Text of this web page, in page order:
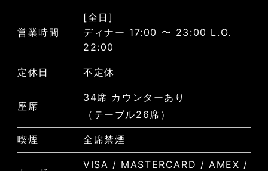
営業時間
[全日]
ディナー 17:00 〜 23:00 L.O.
22:00
定休日 不定休
座席
34席 カウンターあり
（テーブル26席）
喫煙 全席禁煙
VISA / MASTERCARD / AMEX /